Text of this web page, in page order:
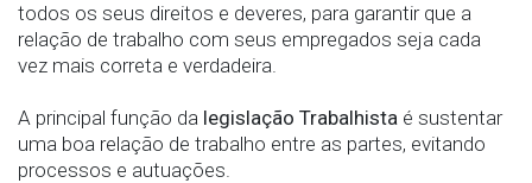
todos os seus direitos e deveres, para garantir que a
relação de trabalho com seus empregados seja cada
vez mais correta e verdadeira.
A principal função da legislação Trabalhista é sustentar
uma boa relação de trabalho entre as partes, evitando
processos e autuações.